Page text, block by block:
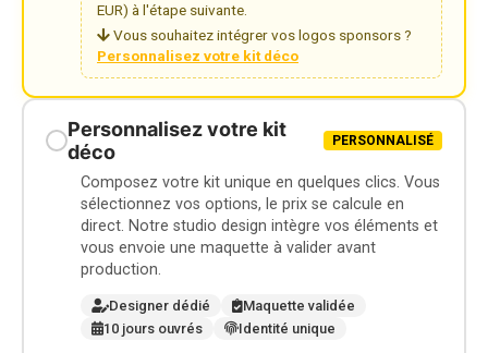
EUR) à l'étape suivante.
Vous souhaitez intégrer vos logos sponsors ?
Personnalisez votre kit déco
Personnalisez votre kit
déco
PERSONNALISÉ
Composez votre kit unique en quelques clics. Vous
sélectionnez vos options, le prix se calcule en
direct. Notre studio design intègre vos éléments et
vous envoie une maquette à valider avant
production.
Designer dédié
Maquette validée
10 jours ouvrés
Identité unique